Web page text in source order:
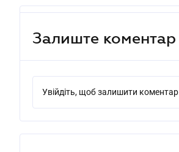
Залиште коментар
Увійдіть, щоб залишити коментар